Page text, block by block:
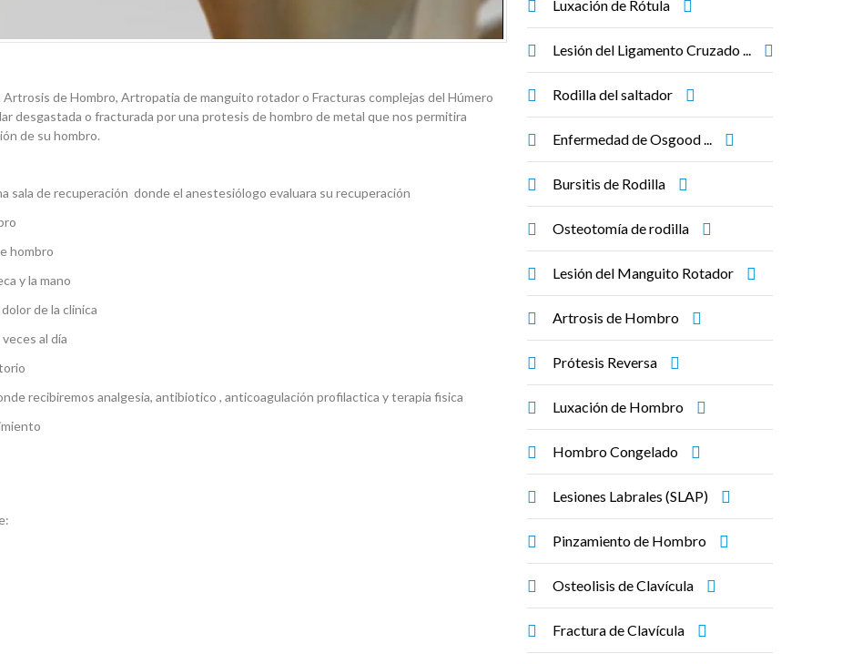
Artrosis de Hombro, Artropatia de manguito rotador o Fracturas complejas del Húmero
desgastada o fracturada por una protesis de hombro de metal que nos permitira
de su hombro.
sala de recuperación donde el anestesiólogo evaluara su recuperación
hombro
y la mano
de la clinica
al día
recibiremos analgesia, antibiotico , anticoagulación profilactica y terapia fisica
Luxación de Rótula
Lesión del Ligamento Cruzado ...
Rodilla del saltador
Enfermedad de Osgood ...
Bursitis de Rodilla
Osteotomía de rodilla
Lesión del Manguito Rotador
Artrosis de Hombro
Prótesis Reversa
Luxación de Hombro
Hombro Congelado
Lesiones Labrales (SLAP)
Pinzamiento de Hombro
Osteolisis de Clavícula
Fractura de Clavícula